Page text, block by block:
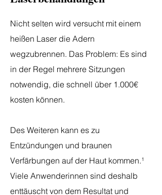
Nicht selten wird versucht mit einem
heißen Laser die Adern
wegzubrennen. Das Problem: Es sind
in der Regel mehrere Sitzungen
notwendig, die schnell über 1.000€
kosten können.
Des Weiteren kann es zu
Entzündungen und braunen
Verfärbungen auf der Haut kommen.¹
Viele Anwenderinnen sind deshalb
enttäuscht von dem Resultat und